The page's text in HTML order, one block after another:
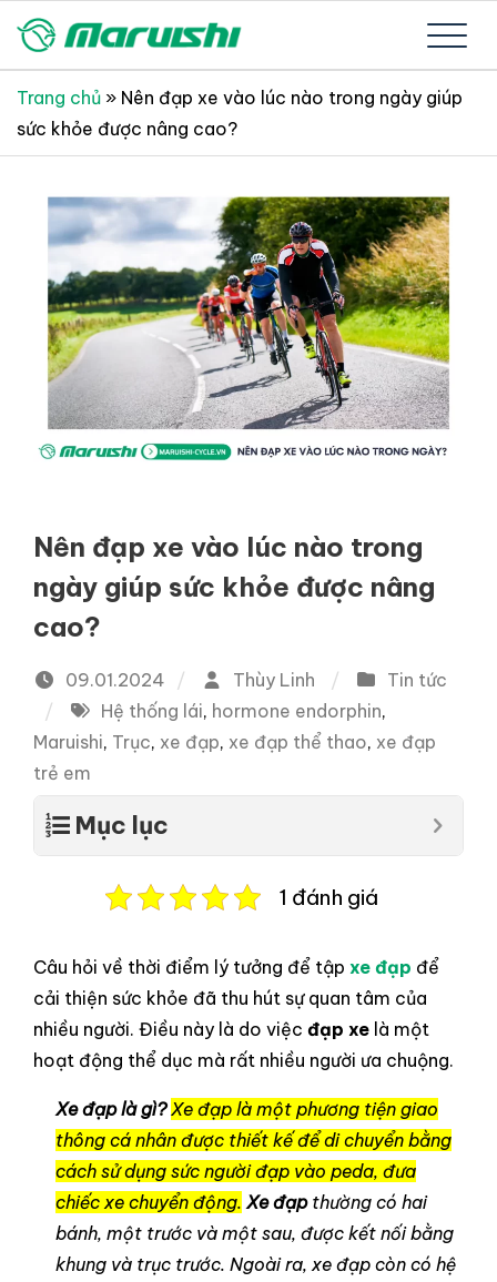
Skip
content
Xe đạp Nhật Bản Maruishi –
Since 1894
Xe đạp Nhật Bản nguyên thùng mới 100%
Trang chủ » Nên đạp xe vào lúc nào trong ngày giúp
sức khỏe được nâng cao?
Nên đạp xe vào lúc nào trong
ngày giúp sức khỏe được nâng
cao?
09.01.2024 Thùy Linh
Tin tức
Hệ thống lái, hormone endorphin,
Maruishi, Trục, xe đạp, xe đạp thể thao, xe đạp
trẻ em
Mục lục
1 đánh giá
Câu hỏi về thời điểm lý tưởng để tập xe đạp để
cải thiện sức khỏe đã thu hút sự quan tâm của
nhiều người. Điều này là do việc đạp xe là một
hoạt động thể dục mà rất nhiều người ưa chuộng.
Xe đạp là gì? Xe đạp là một phương tiện giao
thông cá nhân được thiết kế để di chuyển bằng
cách sử dụng sức người đạp vào peda, đưa
chiếc xe chuyển động. Xe đạpthường có hai
bánh, một trước và một sau, được kết nối bằng
khung và trục trước. Ngoài ra, xe đạp còn có hệ